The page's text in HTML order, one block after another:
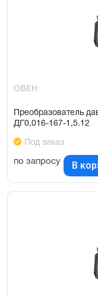
ОВЕН
Преобразователь
ДГ0,016-167-1,5.12
Под заказ
по запросу В